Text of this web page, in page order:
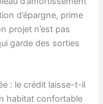
d’épargne, prime
projet n’est pas
garde des sorties
: le crédit laisse-t-il
habitat confortable